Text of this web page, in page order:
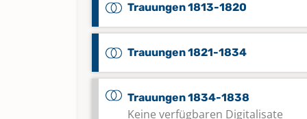
Trauungen 1813-1820
Trauungen 1821-1834
Trauungen 1834-1838
Keine verfügbaren Digitalisate